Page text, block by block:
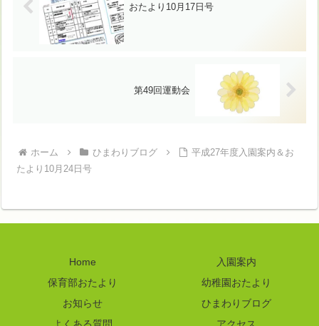
おたより10月17日号
第49回運動会
ホーム ひまわりブログ
平成27年度入園案内＆お
たより10月24日号
Home
入園案内
保育部おたより
幼稚園おたより
お知らせ
ひまわりブログ